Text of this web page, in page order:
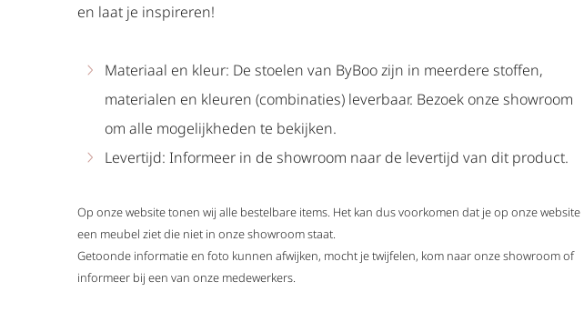
en laat je inspireren!
Materiaal en kleur: De stoelen van ByBoo zijn in meerdere stoffen,
materialen en kleuren (combinaties) leverbaar. Bezoek onze showroom
om alle mogelijkheden te bekijken.
Levertijd: Informeer in de showroom naar de levertijd van dit product.
Op onze website tonen wij alle bestelbare items. Het kan dus voorkomen dat je op onze website
een meubel ziet die niet in onze showroom staat.
Getoonde informatie en foto kunnen afwijken, mocht je twijfelen, kom naar onze showroom of
informeer bij een van onze medewerkers.